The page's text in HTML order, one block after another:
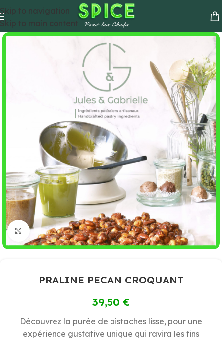
Skip to navigation
Skip to main content
Cliquez pour agrandir
PRALINE PECAN CROQUANT
39,50 €
Découvrez la purée de pistaches lisse, pour une
expérience gustative unique qui ravira les fins